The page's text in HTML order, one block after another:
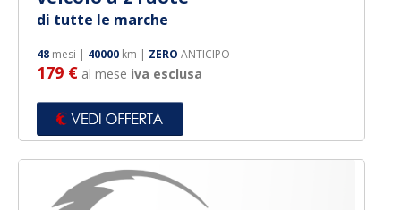
di tutte le marche
48 mesi | 40000 km | ZERO ANTICIPO
179 € al mese iva esclusa